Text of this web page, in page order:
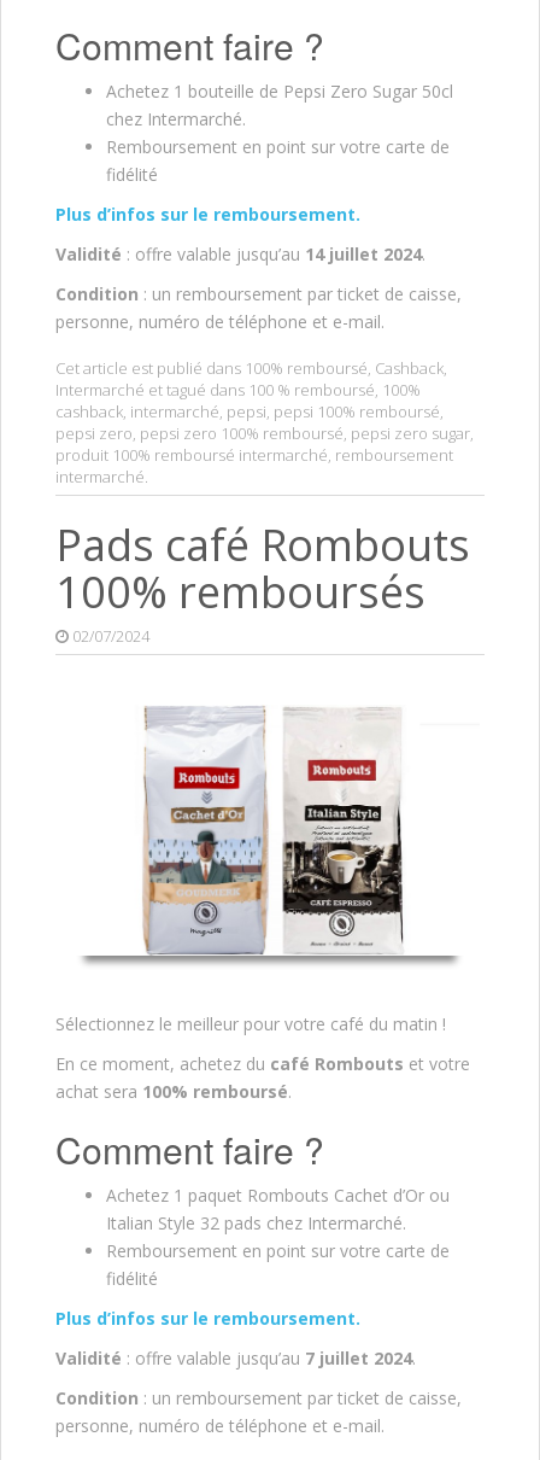
Comment faire ?
Achetez 1 bouteille de Pepsi Zero Sugar 50cl
chez Intermarché.
Remboursement en point sur votre carte de
fidélité
Plus d’infos sur le remboursement.
Validité : offre valable jusqu’au 14 juillet 2024.
Condition : un remboursement par ticket de caisse,
personne, numéro de téléphone et e-mail.
Cet article est publié dans 100% remboursé, Cashback,
Intermarché et tagué dans 100 % remboursé, 100%
cashback, intermarché, pepsi, pepsi 100% remboursé,
pepsi zero, pepsi zero 100% remboursé, pepsi zero sugar,
produit 100% remboursé intermarché, remboursement
intermarché.
Pads café Rombouts
100% remboursés
02/07/2024
Sélectionnez le meilleur pour votre café du matin !
En ce moment, achetez du café Rombouts et votre
achat sera 100% remboursé.
Comment faire ?
Achetez 1 paquet Rombouts Cachet d’Or ou
Italian Style 32 pads chez Intermarché.
Remboursement en point sur votre carte de
fidélité
Plus d’infos sur le remboursement.
Validité : offre valable jusqu’au 7 juillet 2024.
Condition : un remboursement par ticket de caisse,
personne, numéro de téléphone et e-mail.